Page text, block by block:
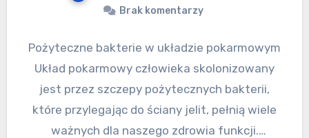
Brak komentarzy
Pożyteczne bakterie w układzie pokarmowym
Układ pokarmowy człowieka skolonizowany
jest przez szczepy pożytecznych bakterii,
które przylegając do ściany jelit, pełnią wiele
ważnych dla naszego zdrowia funkcji.